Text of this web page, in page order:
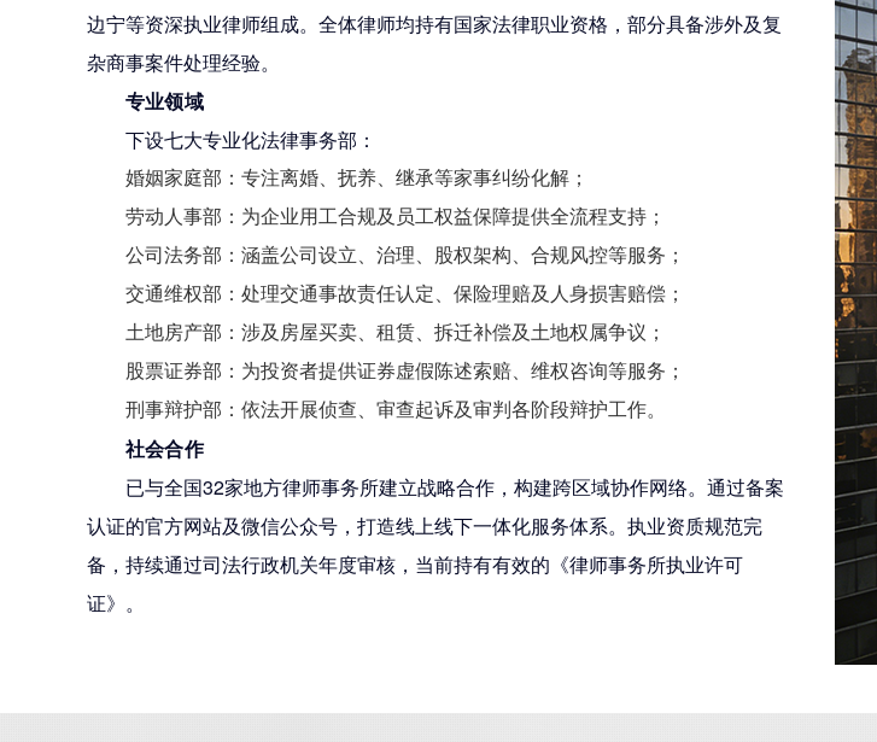
边宁等资深执业律师组成。全体律师均持有国家法律职业资格，部分具备涉外及复
杂商事案件处理经验。
专业领域
下设七大专业化法律事务部：
婚姻家庭部 ：专注离婚、抚养、继承等家事纠纷化解；
劳动人事部 ：为企业用工合规及员工权益保障提供全流程支持；
公司法务部 ：涵盖公司设立、治理、股权架构、合规风控等服务；
交通维权部 ：处理交通事故责任认定、保险理赔及人身损害赔偿；
土地房产部 ：涉及房屋买卖、租赁、拆迁补偿及土地权属争议；
股票证券部 ：为投资者提供证券虚假陈述索赔、维权咨询等服务；
刑事辩护部 ：依法开展侦查、审查起诉及审判各阶段辩护工作。
社会合作
已与全国32家地方律师事务所建立战略合作，构建跨区域协作网络。通过备案
认证的官方网站及微信公众号，打造线上线下一体化服务体系。执业资质规范完
备，持续通过司法行政机关年度审核，当前持有有效的《律师事务所执业许可
证》。